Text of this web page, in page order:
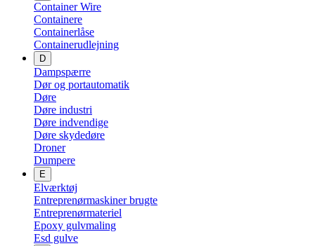
Container Wire
Containere
Containerlåse
Containerudlejning
D
Dampspærre
Dør og portautomatik
Døre
Døre industri
Døre indvendige
Døre skydedøre
Droner
Dumpere
E
Elværktøj
Entreprenørmaskiner brugte
Entreprenørmateriel
Epoxy gulvmaling
Esd gulve